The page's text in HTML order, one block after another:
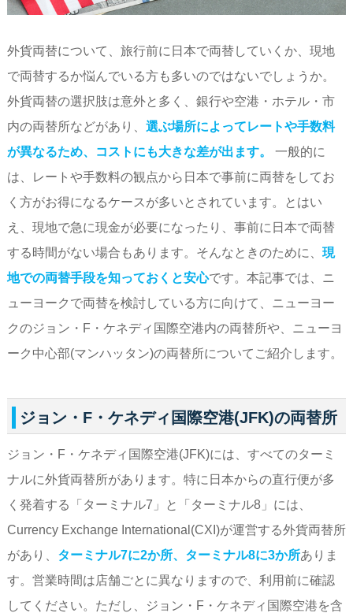
外貨両替について、旅行前に日本で両替していくか、現地
で両替するか悩んでいる方も多いのではないでしょうか。
外貨両替の選択肢は意外と多く、銀行や空港・ホテル・市
内の両替所などがあり、 選ぶ場所によってレートや手数料
が異なるため、コストにも大きな差が出ます。
一般的に
は、レートや手数料の観点から日本で事前に両替をしてお
く方がお得になるケースが多いとされています。とはい
え、現地で急に現金が必要になったり、事前に日本で両替
する時間がない場合もあります。そんなときのために、 現
地での両替手段を知っておくと安心です。本記事では、ニ
ューヨークで両替を検討している方に向けて、ニューヨー
クのジョン・F・ケネディ国際空港内の両替所や、ニューヨ
ーク中心部(マンハッタン)の両替所についてご紹介します。
ジョン・F・ケネディ国際空港(JFK)の両替所
ジョン・F・ケネディ国際空港(JFK)には、すべてのターミ
ナルに外貨両替所があります。特に日本からの直行便が多
く発着する「ターミナル7」と「ターミナル8」には、
Currency Exchange International(CXI)が運営する外貨両替所
があり、 ターミナル7に2か所、ターミナル8に3か所ありま
す。営業時間は店舗ごとに異なりますので、利用前に確認
してください。ただし、ジョン・F・ケネディ国際空港を含